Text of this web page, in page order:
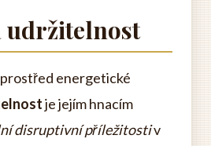
udržitelnost
energetické
je jejím hnacím
disruptivní příležitostiv